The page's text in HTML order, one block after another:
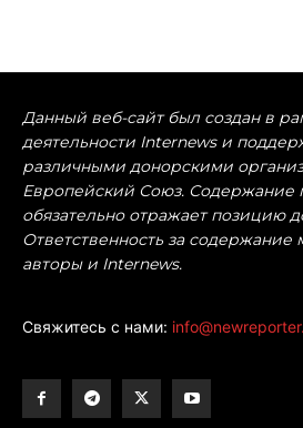
Данный веб-сайт был создан в
деятельности Internews и
различными донорскими
Европейский Союз. Содержание
обязательно отражает позицию
Ответственность за содержание
авторы и Internews.
Свяжитесь с нами: